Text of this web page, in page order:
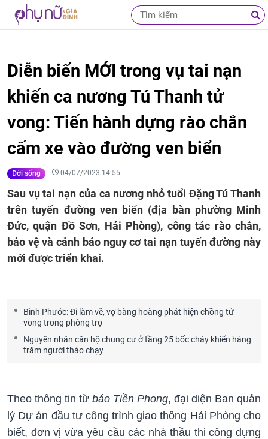
Diễn biến MỚI trong vụ tai nạn
khiến ca nương Tú Thanh tử
vong: Tiến hành dựng rào chắn
cấm xe vào đường ven biển
Đời sống 04/07/2023 14:55
Sau vụ tai nạn của ca nương nhỏ tuổi Đặng Tú Thanh
trên tuyến đường ven biển (địa bàn phường Minh
Đức, quận Đồ Sơn, Hải Phòng), công tác rào chắn,
bảo vệ và cảnh báo nguy cơ tai nạn tuyến đường này
mới được triển khai.
Bình Phước: Đi làm về, vợ bàng hoàng phát hiện chồng tử
vong trong phòng trọ
Nguyên nhân căn hộ chung cư ở tầng 25 bốc cháy khiến hàng
trăm người tháo chạy
Theo thông tin từ báo Tiền Phong, đại diện Ban quản
lý Dự án đầu tư công trình giao thông Hải Phòng cho
biết, đơn vị vừa yêu cầu các nhà thầu thi công dựng